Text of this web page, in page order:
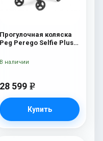
Прогулочная коляска
Peg Perego Selfie Plus
28 599 e
Купить
В наличии